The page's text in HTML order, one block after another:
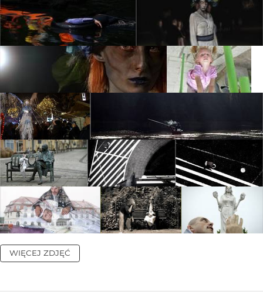
WIĘCEJ ZDJĘĆ